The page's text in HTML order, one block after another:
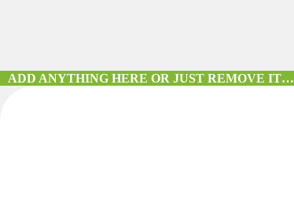
ADD ANYTHING HERE OR JUST REMOVE IT…